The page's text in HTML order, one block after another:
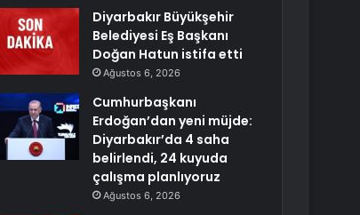
Diyarbakır Büyükşehir
Belediyesi Eş Başkanı
Doğan Hatun istifa etti
Ağustos 6, 2026
Cumhurbaşkanı
Erdoğan’dan yeni müjde:
Diyarbakır’da 4 saha
belirlendi, 24 kuyuda
çalışma planlıyoruz
Ağustos 6, 2026